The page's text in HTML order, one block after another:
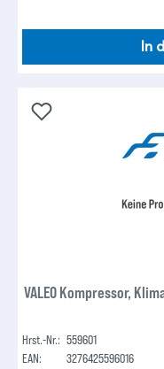
In
VALEO Kompressor,
Hrst.-Nr.: 559601
EAN:
3276425596016